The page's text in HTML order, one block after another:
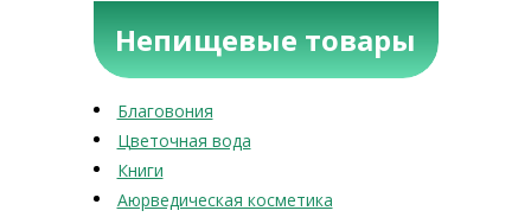
Непищевые товары
Благовония
Цветочная вода
Книги
Аюрведическая косметика